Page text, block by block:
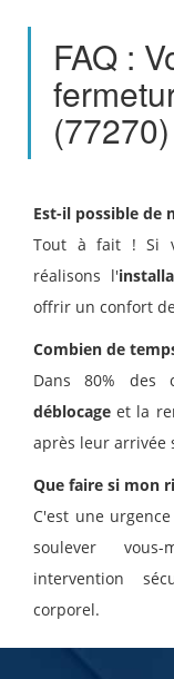
FAQ :
(77270)
Est-il possible de
Tout à fait ! Si
réalisons l'
offrir un confort
Combien de
Dans 80% des
déblocage et la
après leur arrivée
Que faire si mon
C'est une
soulever
intervention
corporel.